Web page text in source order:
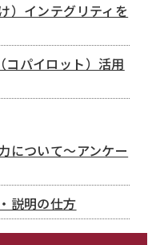
）インテグリティを
コパイロット）活用
について～アンケー
説明の仕方